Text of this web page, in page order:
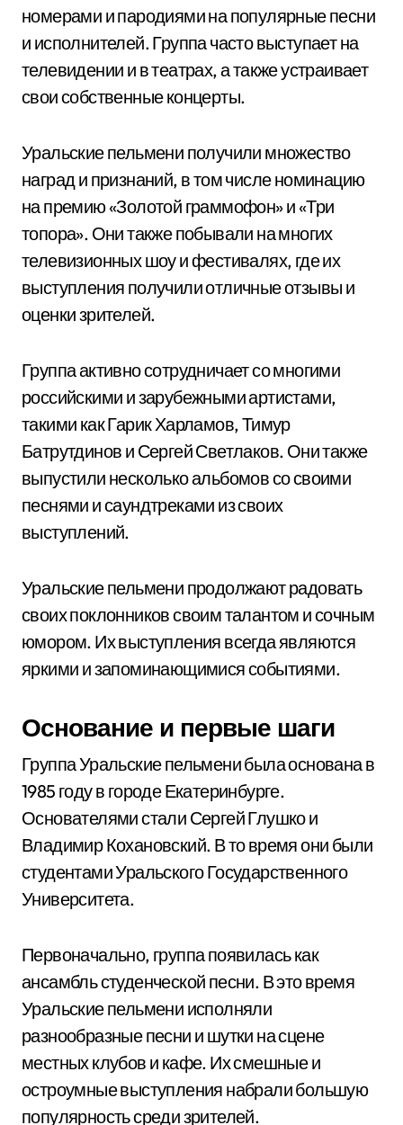
номерами и пародиями на популярные песни
и исполнителей. Группа часто выступает на
телевидении и в театрах, а также устраивает
свои собственные концерты.
Уральские пельмени получили множество
наград и признаний, в том числе номинацию
на премию «Золотой граммофон» и «Три
топора». Они также побывали на многих
телевизионных шоу и фестивалях, где их
выступления получили отличные отзывы и
оценки зрителей.
Группа активно сотрудничает со многими
российскими и зарубежными артистами,
такими как Гарик Харламов, Тимур
Батрутдинов и Сергей Светлаков. Они также
выпустили несколько альбомов со своими
песнями и саундтреками из своих
выступлений.
Уральские пельмени продолжают радовать
своих поклонников своим талантом и сочным
юмором. Их выступления всегда являются
яркими и запоминающимися событиями.
Основание и первые шаги
Группа Уральские пельмени была основана в
1985 году в городе Екатеринбурге.
Основателями стали Сергей Глушко и
Владимир Кохановский. В то время они были
студентами Уральского Государственного
Университета.
Первоначально, группа появилась как
ансамбль студенческой песни. В это время
Уральские пельмени исполняли
разнообразные песни и шутки на сцене
местных клубов и кафе. Их смешные и
остроумные выступления набрали большую
популярность среди зрителей.